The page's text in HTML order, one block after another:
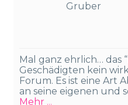
Gruber
Mal ganz ehrlich… das
Geschädigten kein
Forum. Es ist eine Art
an seine eigenen und
Mehr ...